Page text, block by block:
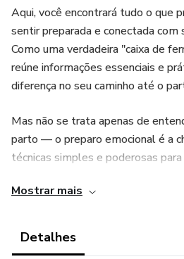
Aqui, você encontrará tudo o que
sentir preparada e conectada com
Como uma verdadeira "caixa de
reúne informações essenciais e
diferença no seu caminho até o
Mas não se trata apenas de
parto — o preparo emocional é a
técnicas simples e poderosas
parto. Acredite, a sua mente pode
você transforma medos e
Mostrar mais
Detalhes